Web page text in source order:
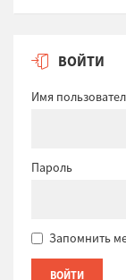
ВОЙТИ
Имя
Пароль
Запомнить